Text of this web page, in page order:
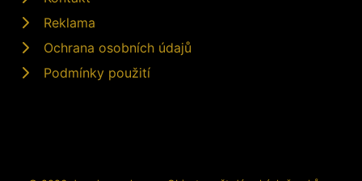
Reklama
Ochrana osobních údajů
Podmínky použití